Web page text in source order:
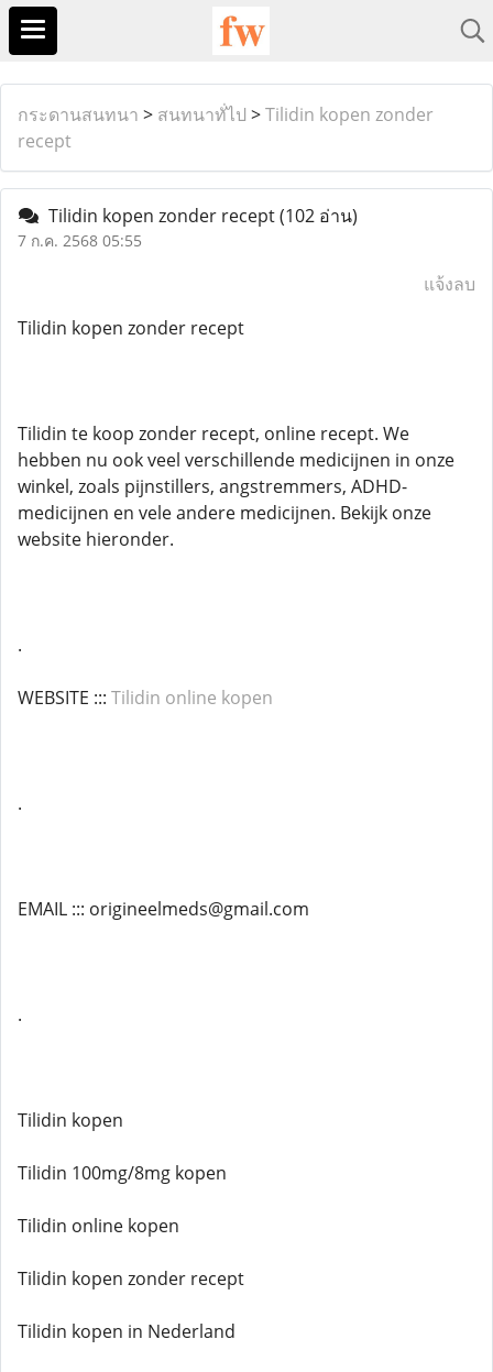
กระดานสนทนา > สนทนาทั่ไป >Tilidin kopen zonder
recept
Tilidin kopen zonder recept(102 อ่าน)
7 ก.ค. 2568 05:55
แจ้งลบ
Tilidin kopen zonder recept
Tilidin te koop zonder recept, online recept. We
hebben nu ook veel verschillende medicijnen in onze
winkel, zoals pijnstillers, angstremmers, ADHD-
medicijnen en vele andere medicijnen. Bekijk onze
website hieronder.
.
WEBSITE ::: Tilidin online kopen
.
EMAIL ::: origineelmeds@gmail.com
.
Tilidin kopen
Tilidin 100mg/8mg kopen
Tilidin online kopen
Tilidin kopen zonder recept
Tilidin kopen in Nederland